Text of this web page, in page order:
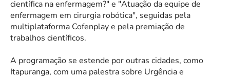
científica na enfermagem?" e "Atuação da equipe de
enfermagem em cirurgia robótica", seguidas pela
multiplataforma Cofenplay e pela premiação de
trabalhos científicos.
A programação se estende por outras cidades, como
Itapuranga, com uma palestra sobre Urgência e